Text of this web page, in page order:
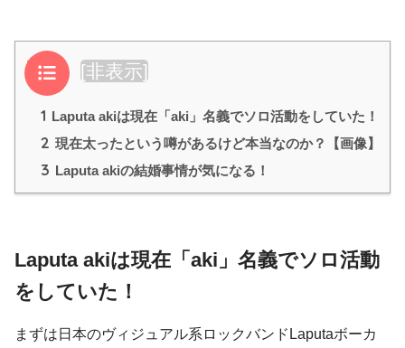
目次 [非表示]
1 Laputa akiは現在「aki」名義でソロ活動をしていた！
2 現在太ったという噂があるけど本当なのか？【画像】
3 Laputa akiの結婚事情が気になる！
Laputa akiは現在「aki」名義でソロ活動
をしていた！
まずは日本のヴィジュアル系ロックバンドLaputaボーカ